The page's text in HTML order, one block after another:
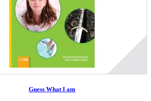
Guess What I am